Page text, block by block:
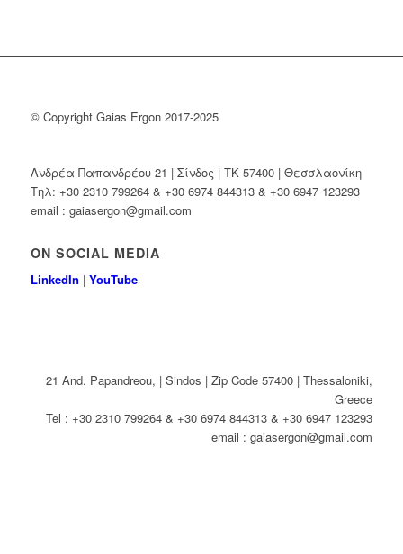
© Copyright Gaias Ergon 2017-2025
Ανδρέα Παπανδρέου 21 | Σίνδος | ΤΚ 57400 | Θεσσλαονίκη
Τηλ: +30 2310 799264 & +30 6974 844313 & +30 6947 123293
email : gaiasergon@gmail.com
ON SOCIAL MEDIA
LinkedIn | YouTube
21 And. Papandreou, | Sindos | Zip Code 57400 | Thessaloniki,
Greece
Tel : +30 2310 799264 & +30 6974 844313 & +30 6947 123293
email : gaiasergon@gmail.com